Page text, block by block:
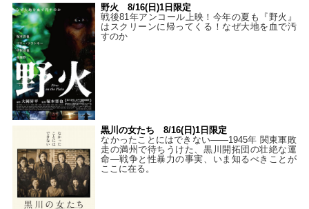
野火 8/16(日)1日限定
戦後81年アンコール上映！今年の夏も『野火』
はスクリーンに帰ってくる！なぜ大地を血で汚
すのか
黒川の女たち 8/16(日)1日限定
なかったことにはできない——1945年 関東軍敗
走の満州で待ちうけた、黒川開拓団の壮絶な運
命―戦争と性暴力の事実、いま知るべきことが
ここに在る。